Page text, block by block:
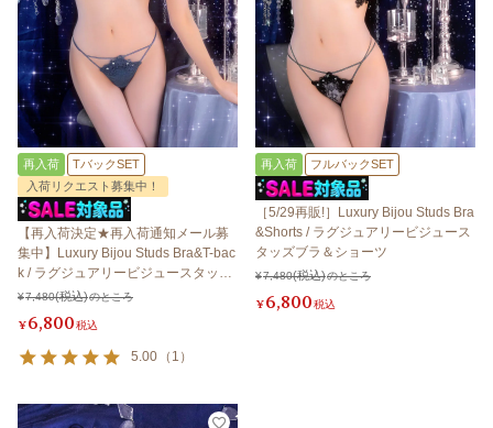
再入荷
TバックSET
入荷リクエスト募集中！
【再入荷決定★再入荷通知メール募
集中】Luxury Bijou Studs Bra&T-bac
k / ラグジュアリービジュースタッズ
ブラ＆Tバック
¥7,480 のところ
¥6,800税込
5.00 （ 1 ）
再入荷 フルバックSET
［5/29再販!］Luxury Bijou Studs Bra
&Shorts / ラグジュアリービジュース
タッズブラ＆ショーツ
¥7,480 のところ
¥6,800税込